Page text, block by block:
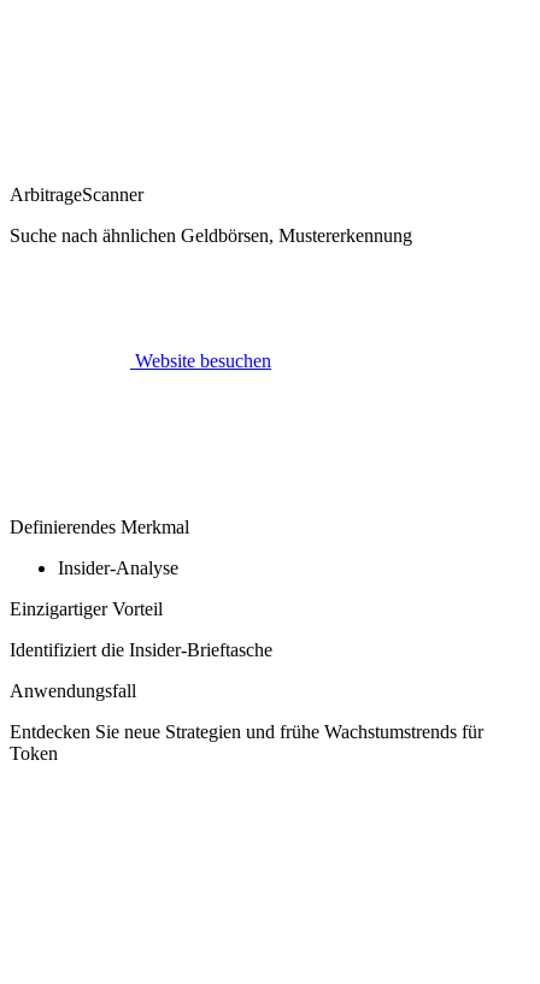
ArbitrageScanner
Suche nach ähnlichen Geldbörsen, Mustererkennung
Website besuchen
Definierendes Merkmal
Insider-Analyse
Einzigartiger Vorteil
Identifiziert die Insider-Brieftasche
Anwendungsfall
Entdecken Sie neue Strategien und frühe Wachstumstrends für
Token